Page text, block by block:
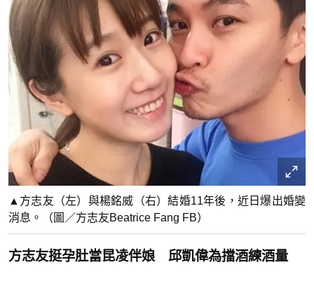
▲方志友（左）與楊銘威（右）結婚11年後，近日爆出婚變
消息。（圖／方志友Beatrice Fang FB）
方志友挺孕肚當昆凌伴娘 邱凱偉為擋酒練酒量